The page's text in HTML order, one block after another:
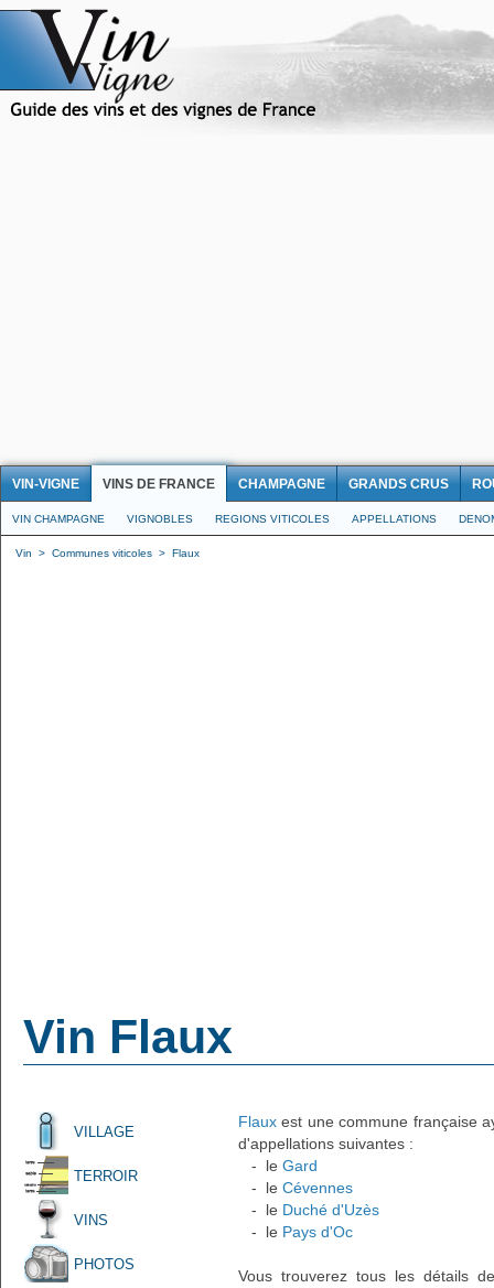
VIN-VIGNE VINS DE FRANCE CHAMPAGNE GRANDS CRUS
VIN CHAMPAGNE VIGNOBLES REGIONS VITICOLES APPELLATIONS
Vin > Communes viticoles > Flaux
Vin Flaux
VILLAGE
TERROIR
VINS
PHOTOS
Flaux est une commune française
d'appellations suivantes :
- le Gard
- le Cévennes
- le Duché d'Uzès
- le Pays d'Oc
Vous trouverez tous les détails